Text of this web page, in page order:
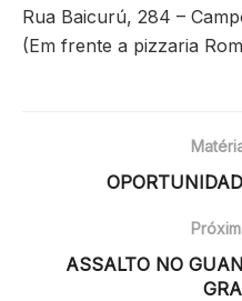
Rua Baicurú, 284 –
(Em frente a pizzaria
ASSALTO NO